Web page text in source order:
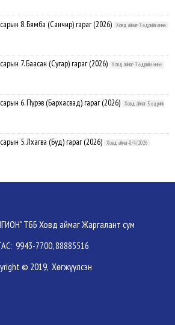
8. Бямба (Санчир) гараг (2026) Ховд аймаг-3 өдрийн өмнө
7. Баасан (Сугар) гараг (2026) Ховд аймаг-3 өдрийн өмнө
6. Пүрэв (Бархасвад) гараг (2026)
Ховд аймаг-5 өдрийн
5. Лхагва (Буд) гараг (2026) Ховд аймаг-8/4/2026
4. Мягмар (Ангараг) гараг (2026) Ховд аймаг-8/3/2026
13-ныг хүртэлх 10 хоногийн цаг агаарын
ТББ Ховд аймаг Жаргалант сум
9943-7700, 88885516
© 2019, Хөгжүүлсэн